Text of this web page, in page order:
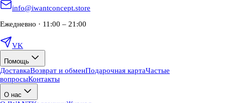
info@iwantconcept.store
Ежедневно · 11:00 – 21:00
VK
Помощь
ДоставкаВозврат и обменПодарочная картаЧастые
вопросыКонтакты
О нас